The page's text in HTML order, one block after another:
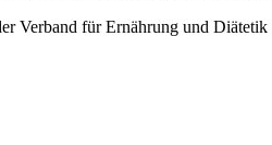
Verband für Ernährung und Diätetik